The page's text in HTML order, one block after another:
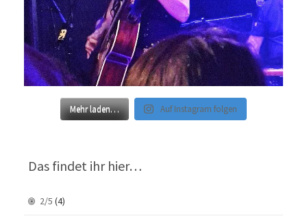
Mehr laden… Auf Instagram folgen
Das findet ihr hier…
2/5 (4)